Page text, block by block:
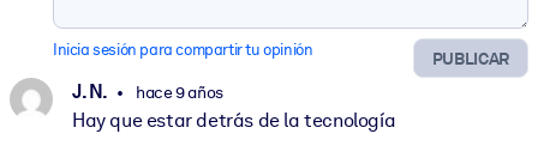
PUBLICAR
Inicia sesión para compartir tu opinión
J. N. hace 9 años
Hay que estar detrás de la tecnología